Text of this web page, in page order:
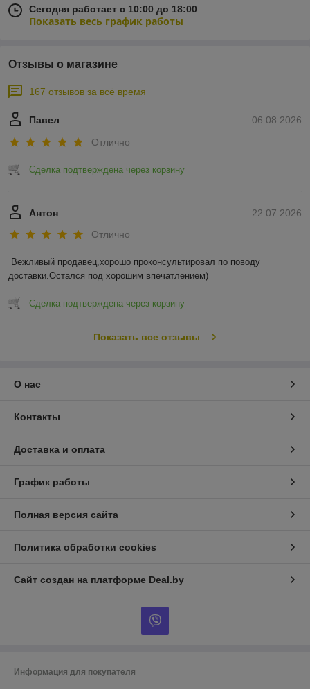
Сегодня работает с 10:00 до 18:00
Показать весь график работы
Отзывы о магазине
167 отзывов за всё время
06.08.2026
Павел
Отлично
Сделка подтверждена через корзину
22.07.2026
Антон
Отлично
Вежливый продавец,хорошо проконсультировал по поводу
доставки.Остался под хорошим впечатлением)
Сделка подтверждена через корзину
Показать все отзывы
О нас
Контакты
Доставка и оплата
График работы
Полная версия сайта
Политика обработки cookies
Сайт создан на платформе Deal.by
Информация для покупателя